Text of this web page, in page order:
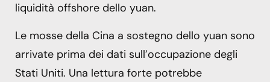
liquidità offshore dello yuan.
Le mosse della Cina a sostegno dello yuan sono
arrivate prima dei dati sull’occupazione degli
Stati Uniti. Una lettura forte potrebbe